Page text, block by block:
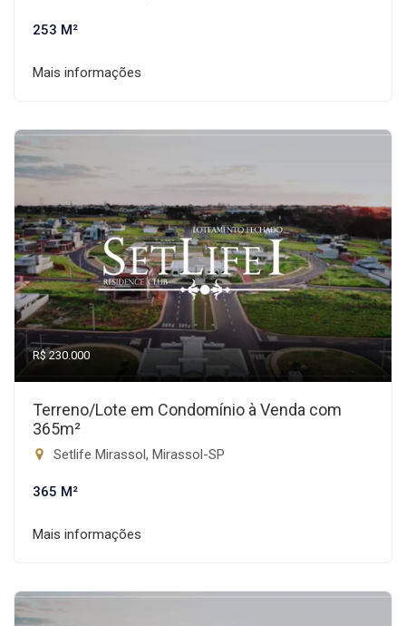
253 M²
Mais informações
R$ 230.000
Terreno/Lote em Condomínio à Venda com
365m²
Setlife Mirassol, Mirassol-SP
365 M²
Mais informações